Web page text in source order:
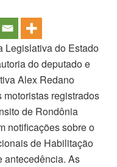
Legislativa do Estado
do deputado e
Alex Redano
registrados
de Rondônia
notificações sobre o
de Habilitação
antecedência. As